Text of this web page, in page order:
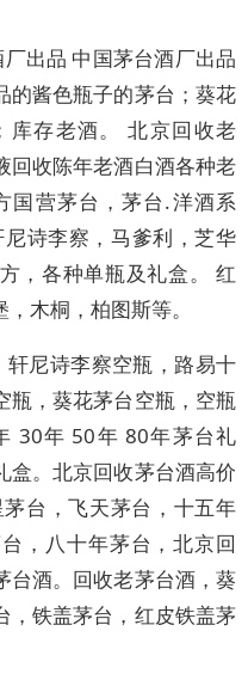
出品 中国茅台酒厂出品
的酱色瓶子的茅台；葵花
库存老酒。 北京回收老
回收陈年老酒白酒各种老
国营茅台，茅台.洋酒系
诗李察，马爹利，芝华
，各种单瓶及礼盒。 红
木桐，柏图斯等。
尼诗李察空瓶，路易十
瓶，葵花茅台空瓶，空瓶
30年 50年 80年茅台礼
盒。北京回收茅台酒高价
台，飞天茅台，十五年
，八十年茅台，北京回
台酒。回收老茅台酒，葵
，铁盖茅台，红皮铁盖茅